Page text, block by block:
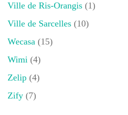
Ville de Ris-Orangis (1)
Ville de Sarcelles (10)
Wecasa (15)
Wimi (4)
Zelip (4)
Zify (7)